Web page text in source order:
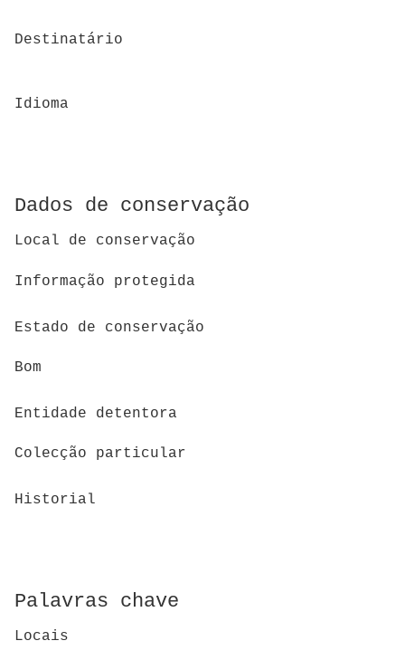
Destinatário
Idioma
Dados de conservação
Local de conservação
Informação protegida
Estado de conservação
Bom
Entidade detentora
Colecção particular
Historial
Palavras chave
Locais